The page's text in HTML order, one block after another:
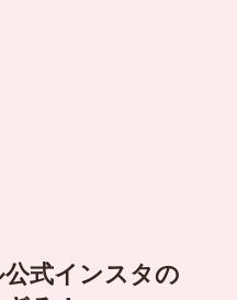
公式インスタの